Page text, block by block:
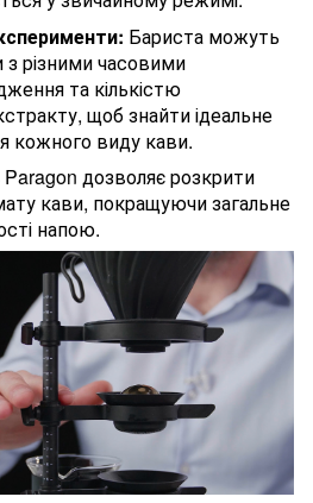
Бариста можуть
різними часовими
та кількістю
щоб знайти ідеальне
кожного виду кави.
дозволяє розкрити
кави, покращуючи загальне
напою.